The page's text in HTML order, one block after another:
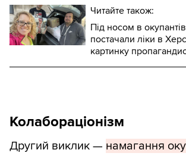
Читайте також:
Під носом в
постачали ліки в
картинку
Колабораціонізм
Другий виклик — намагання